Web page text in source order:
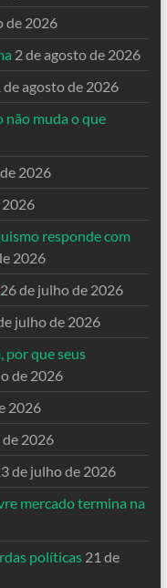
de 2026
2 de agosto de 2026
de agosto de 2026
não muda o que
2026
2026
responde com
2026
26 de julho de 2026
julho de 2026
por que seus
de 2026
2026
2026
de julho de 2026
mercado termina na
políticas 21 de